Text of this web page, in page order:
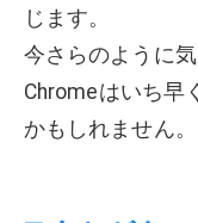
じます。
今さらのように
Chromeはいち早
かもしれません。